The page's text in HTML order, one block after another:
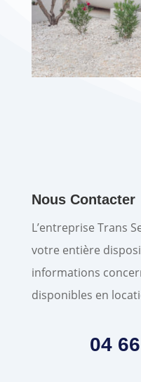
Nous Contacter
L’entreprise Trans
votre entière
informations
disponibles en
04